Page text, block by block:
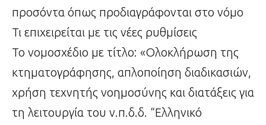
προσόντα όπως προδιαγράφονται στο νόμο
Τι επιχειρείται με τις νέες ρυθμίσεις
Το νομοσχέδιο με τίτλο: «Ολοκλήρωση της
κτηματογράφησης, απλοποίηση διαδικασιών,
χρήση τεχνητής νοημοσύνης και διατάξεις για
τη λειτουργία του ν.π.δ.δ. “Ελληνικό